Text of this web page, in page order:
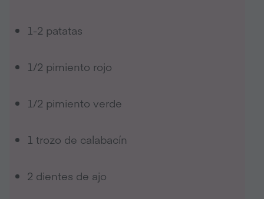
1-2 patatas
1/2 pimiento rojo
1/2 pimiento verde
1 trozo de calabacín
2 dientes de ajo